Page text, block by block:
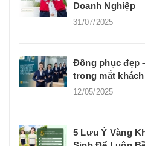
Doanh Nghiệp
31/07/2025
Đồng phục đẹp
trong mắt
12/05/2025
5 Lưu Ý Vàng